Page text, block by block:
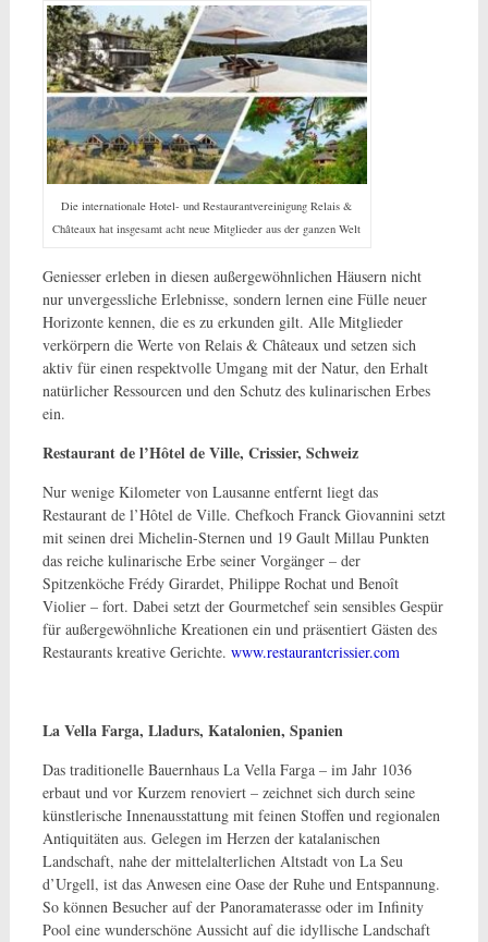
Die internationale Hotel- und Restaurantvereinigung Relais &
Châteaux hat insgesamt acht neue Mitglieder aus der ganzen Welt
Geniesser erleben in diesen außergewöhnlichen Häusern nicht
nur unvergessliche Erlebnisse, sondern lernen eine Fülle neuer
Horizonte kennen, die es zu erkunden gilt. Alle Mitglieder
verkörpern die Werte von Relais & Châteaux und setzen sich
aktiv für einen respektvolle Umgang mit der Natur, den Erhalt
natürlicher Ressourcen und den Schutz des kulinarischen Erbes
ein.
Restaurant de l’Hôtel de Ville, Crissier, Schweiz
Nur wenige Kilometer von Lausanne entfernt liegt das
Restaurant de l’Hôtel de Ville. Chefkoch Franck Giovannini setzt
mit seinen drei Michelin-Sternen und 19 Gault Millau Punkten
das reiche kulinarische Erbe seiner Vorgänger – der
Spitzenköche Frédy Girardet, Philippe Rochat und Benoît
Violier – fort. Dabei setzt der Gourmetchef sein sensibles Gespür
für außergewöhnliche Kreationen ein und präsentiert Gästen des
Restaurants kreative Gerichte. www.restaurantcrissier.com
La Vella Farga, Lladurs, Katalonien, Spanien
Das traditionelle Bauernhaus La Vella Farga – im Jahr 1036
erbaut und vor Kurzem renoviert – zeichnet sich durch seine
künstlerische Innenausstattung mit feinen Stoffen und regionalen
Antiquitäten aus. Gelegen im Herzen der katalanischen
Landschaft, nahe der mittelalterlichen Altstadt von La Seu
d’Urgell, ist das Anwesen eine Oase der Ruhe und Entspannung.
So können Besucher auf der Panoramaterasse oder im Infinity
Pool eine wunderschöne Aussicht auf die idyllische Landschaft